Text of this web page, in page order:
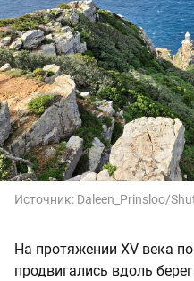
Источник: Daleen_Prinsloo/
На протяжении XV века
продвигались вдоль